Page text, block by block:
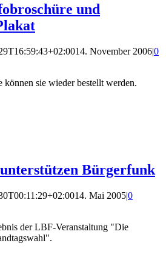
und
14. November 2006|0
sie wieder bestellt werden.
Bürgerfunk
14. Mai 2005|0
der LBF-Veranstaltung "Die